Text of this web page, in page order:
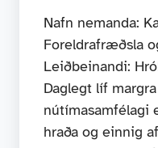
Nafn nemanda:
Foreldrafræðsla
Leiðbeinandi:
Daglegt líf
nútímasamfélagi
hraða og einnig